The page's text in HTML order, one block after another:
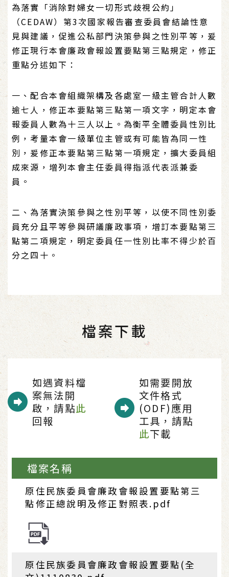
為落實「消除對婦女一切形式歧視公約」
（CEDAW）第3次國家報告審查委員會結論性意
見與建議，促進公私部門決策參與之性別平等，爰
修正現行本會廉政會報設置要點第三點規定，修正
重點分述如下：
一、配合本會組織架構及各處室一級主管合計人數
逾七人，修正本要點第三點第一項文字，明定本會
報委員人數為十三人以上。為衡平全體委員性別比
例，考量本會一級單位主管或有可能皆為同一性
別，爰修正本要點第三點第一項規定，擴大委員組
成來源，增列本會主任委員得指派代表派兼委
員。
二、為落實決策參與之性別平等，以使不同性別委
員充分且平等參與研議廉政事項，增訂本要點第三
點第二項規定，明定委員任一性別比率不得少於百
分之四十。
檔案下載
如遇資料檔
案無法開
啟，請點此
回報
如需要開放
文件格式
(ODF)應用
工具，請點
此下載
檔案名稱
原住民族委員會廉政會報設置要點第三
點修正總說明及修正對照表.pdf
原住民族委員會廉政會報設置要點(全